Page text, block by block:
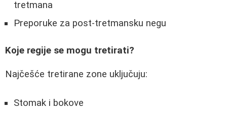
tretmana
Preporuke za post-tretmansku negu
Koje regije se mogu tretirati?
Najčešće tretirane zone uključuju:
Stomak i bokove